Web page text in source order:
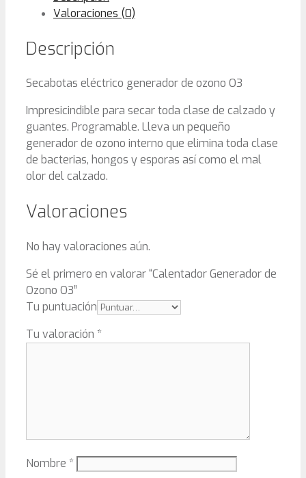
Valoraciones (0)
Descripción
Secabotas eléctrico generador de ozono O3
Impresicindible para secar toda clase de calzado y
guantes. Programable. Lleva un pequeño
generador de ozono interno que elimina toda clase
de bacterias, hongos y esporas así como el mal
olor del calzado.
Valoraciones
No hay valoraciones aún.
Sé el primero en valorar “Calentador Generador de
Ozono O3”
Tu puntuación
Tu valoración *
Nombre *